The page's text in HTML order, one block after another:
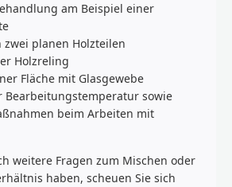
am Beispiel einer
zwei planen Holzteilen
Holzreling
Fläche mit Glasgewebe
Bearbeitungstemperatur sowie
beim Arbeiten mit
weitere Fragen zum Mischen oder
haben, scheuen Sie sich